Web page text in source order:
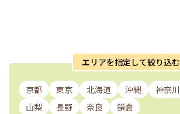
エリアを指定して絞り込む
京都 東京 北海道 沖縄 神奈川
山梨
長野 奈良 鎌倉